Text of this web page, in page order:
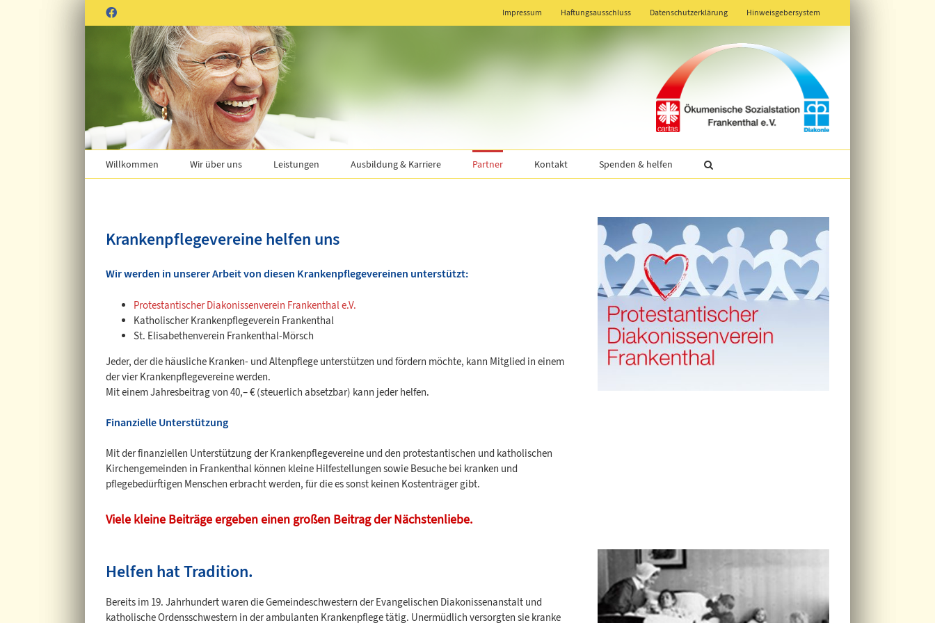
Facebook Impressum Haftungsausschluss Datenschutzerklärung Hinweisgebersystem
Willkommen Wir über uns Leistungen Ausbildung & Karriere Partner Kontakt Spenden & helfen
Krankenpflegevereine helfen uns
Wir werden in unserer Arbeit von diesen Krankenpflegevereinen unterstützt:
Protestantischer Diakonissenverein Frankenthal e.V.
Katholischer Krankenpflegeverein Frankenthal
St. Elisabethenverein Frankenthal-Mörsch
Jeder, der die häusliche Kranken- und Altenpflege unterstützen und fördern möchte, kann Mitglied in einem
der vier Krankenpflegevereine werden.
Mit einem Jahresbeitrag von 40,– € (steuerlich absetzbar) kann jeder helfen.
Finanzielle Unterstützung
Mit der finanziellen Unterstützung der Krankenpflegevereine und den protestantischen und katholischen
Kirchengemeinden in Frankenthal können kleine Hilfestellungen sowie Besuche bei kranken und
pflegebedürftigen Menschen erbracht werden, für die es sonst keinen Kostenträger gibt.
Viele kleine Beiträge ergeben einen großen Beitrag der Nächstenliebe.
Helfen hat Tradition.
Bereits im 19. Jahrhundert waren die Gemeindeschwestern der Evangelischen Diakonissenanstalt und
katholische Ordensschwestern in der ambulanten Krankenpflege tätig. Unermüdlich versorgten sie kranke